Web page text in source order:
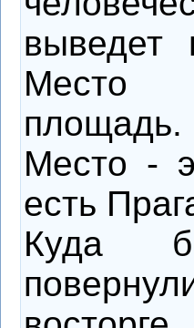
выведет
Место
Место -
есть
Куда